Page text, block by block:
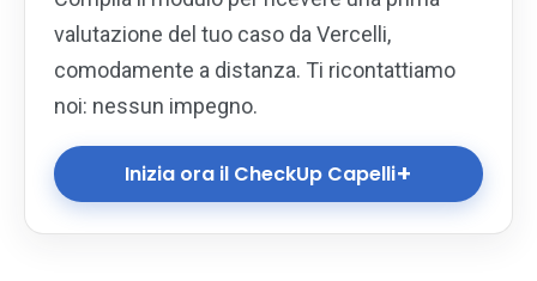
valutazione del tuo caso da Vercelli,
comodamente a distanza. Ti ricontattiamo
noi: nessun impegno.
Inizia ora il CheckUp Capelli+